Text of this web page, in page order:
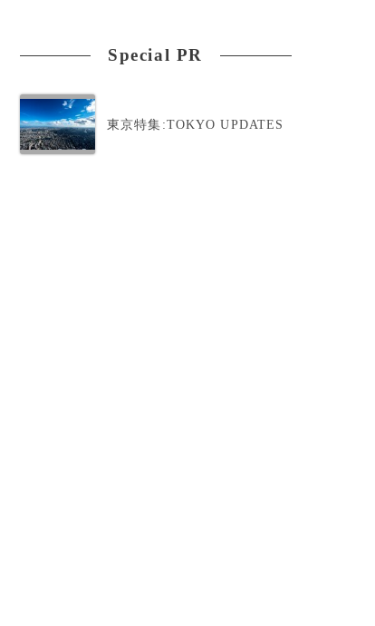
Special PR
東京特集:TOKYO UPDATES